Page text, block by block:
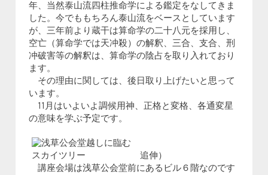
年、当然泰山流四柱推命学による鑑定をなしてきま
した。今でももちろん泰山流をベースとしています
が、三年前より蔵干は算命学の二十八元を採用し、
空亡（算命学では天冲殺）の解釈、三合、支合、刑
冲破害等の解釈は、算命学の陰占を取り入れており
ます。
その理由に関しては、後日取り上げたいと思って
います。
11月はいよいよ調候用神、正格と変格、各通変星
の意味を学ぶ予定です。
追伸）
講座会場は浅草公会堂前にあるビル６階なのです